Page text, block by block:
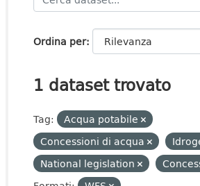
Ordina per
1 dataset trovato
Tag:
Acqua potabile
Concessioni di acqua
National legislation